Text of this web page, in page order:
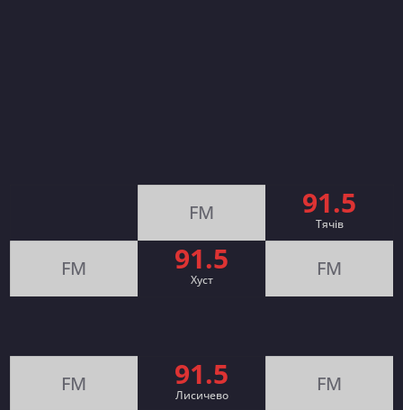
FM 91.5
Тячів
FM 91.5
Хуст FM
FM 91.5
Лисичево FM